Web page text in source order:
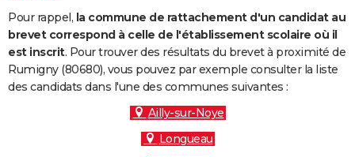
COPAINS D'AVANT
S'inscrire
Se connecter
Lycées
Collèges
Primaires
Universités
Entreprises
Service militaire
Avis de recherche
AVIS DE DÉCÈS
FORUM
Pour rappel, la commune de rattachement d'un candidat au
brevet correspond à celle de l'établissement scolaire où il
est inscrit. Pour trouver des résultats du brevet à proximité de
Rumigny (80680), vous pouvez par exemple consulter la liste
des candidats dans l'une des communes suivantes :
Ailly-sur-Noye
Longueau